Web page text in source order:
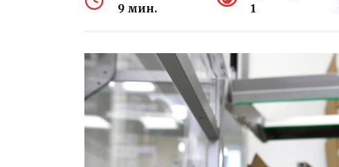
9 мин. 1